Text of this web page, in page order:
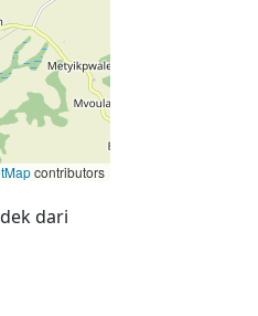
contributors
dari